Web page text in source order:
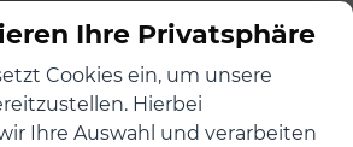
Ihre Privatsphäre
Cookies ein, um unsere
Hierbei
Ihre Auswahl und verarbeiten